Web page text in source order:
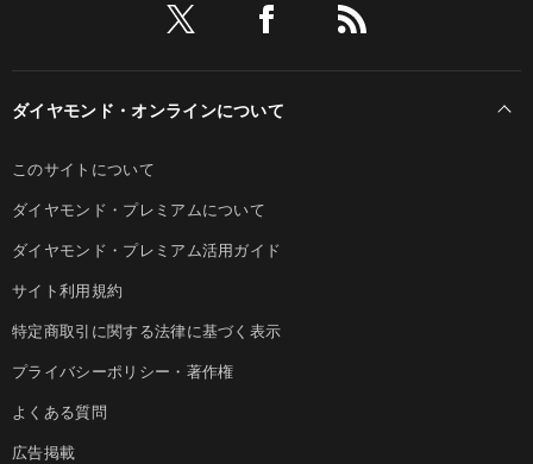
ダイヤモンド・オンラインについて
このサイトについて
ダイヤモンド・プレミアムについて
ダイヤモンド・プレミアム活用ガイド
サイト利用規約
特定商取引に関する法律に基づく表示
プライバシーポリシー・著作権
よくある質問
広告掲載